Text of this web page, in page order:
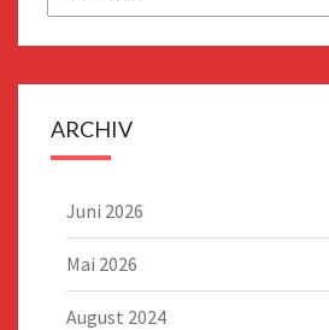
nach:
ARCHIV
Juni 2026
Mai 2026
August 2024